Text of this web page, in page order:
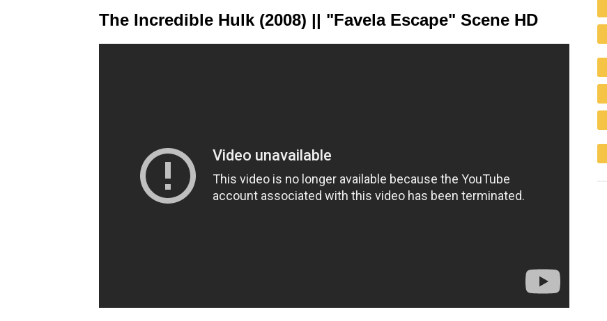
The Incredible Hulk (2008) || "Favela Escape" Scene HD